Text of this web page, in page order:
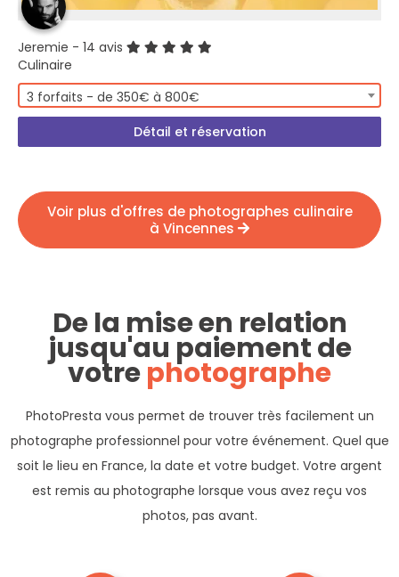
Jeremie - 14 avis
Culinaire
3 forfaits - de 350€ à 800€
Détail et réservation
Voir plus d'offres de photographes culinaire
à Vincennes
De la mise en relation
jusqu'au paiement de
votrephotographe
PhotoPresta vous permet de trouver très facilement un
photographe professionnel pour votre événement. Quel que
soit le lieu en France, la date et votre budget. Votre argent
est remis au photographe lorsque vous avez reçu vos
photos, pas avant.